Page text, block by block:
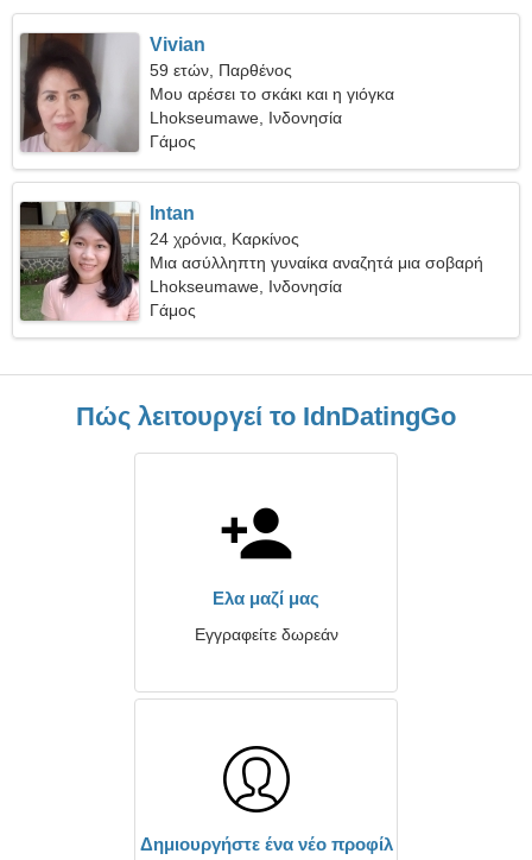
Vivian
59 ετών, Παρθένος
Μου αρέσει το σκάκι και η γιόγκα
Lhokseumawe, Ινδονησία
Γάμος
Intan
24 χρόνια, Καρκίνος
Μια ασύλληπτη γυναίκα αναζητά μια σοβαρή
σχέση
Lhokseumawe, Ινδονησία
Γάμος
Πώς λειτουργεί το IdnDatingGo
Ελα μαζί μας
Εγγραφείτε δωρεάν
Δημιουργήστε ένα νέο προφίλ